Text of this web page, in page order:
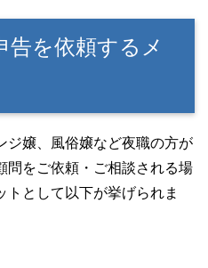
告を依頼するメ
ジ嬢、風俗嬢など夜職の方が
問をご依頼・ご相談される場
として以下が挙げられま